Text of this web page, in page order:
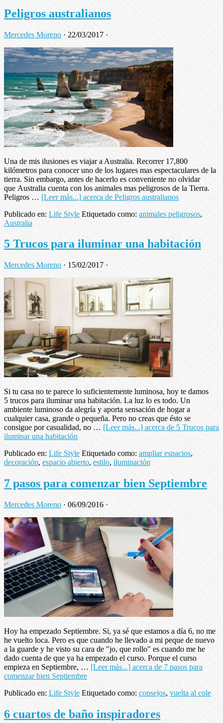
Peligros australianos
Mercedes Moreno · 22/03/2017 ·
Una de mis ilusiones es viajar a Australia. Recorrer 17,800
kilómetros para conocer uno de los lugares mas espectaculares de la
tierra. Sin embargo, antes de hacerlo es conveniente no olvidar
que Australia cuenta con los animales mas peligrosos de la Tierra.
Peligros … [Leer más...] acerca de Peligros australianos
Publicado en: Life Style Etiquetado como: animales peligrosos,
Australia
5 Trucos para iluminar una habitación
Mercedes Moreno · 15/02/2017 ·
Si tu casa no te parece lo suficientemente luminosa, hoy te damos
5 trucos para iluminar una habitación. La luz lo es todo. Un
ambiente luminoso da alegría y aporta sensación de hogar a
cualquier casa, grande o pequeña. Pero no creas que ésto se
consigue por casualidad, no … [Leer más...] acerca de 5 Trucos para
iluminar una habitación
Publicado en: Life Style Etiquetado como: ampliar espacios,
decoración, espacio abierto, estilo, iluminación
7 pasos para comenzar bien Septiembre
Mercedes Moreno · 06/09/2016 ·
Hoy ha empezado Septiembre. Si, ya sé que estamos a día 6, no me
he vuelto loca. Pero es que cuando he llevado a mi peque de nuevo
a la guarde y he visto su cara de "jo, que rollo" es cuando me he
dado cuenta de que ya ha empezado el curso. Porque el curso
empieza en Septiembre, … [Leer más...] acerca de 7 pasos para
comenzar bien Septiembre
Publicado en: Life Style Etiquetado como: consejos, vuelta al cole
6 cuartos de baño inspiradores